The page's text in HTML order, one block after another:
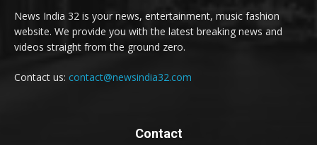
News India 32 is your news, entertainment, music fashion
website. We provide you with the latest breaking news and
videos straight from the ground zero.
Contact us: contact@newsindia32.com
Contact